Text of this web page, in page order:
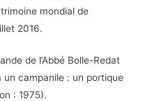
mondial de
2016.
de l’Abbé Bolle-Redat
campanile : un portique
: 1975).